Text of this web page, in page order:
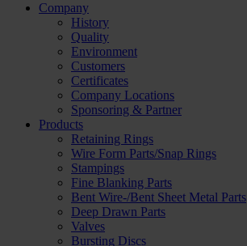
Company
History
Quality
Environment
Customers
Certificates
Company Locations
Sponsoring & Partner
Products
Retaining Rings
Wire Form Parts/Snap Rings
Stampings
Fine Blanking Parts
Bent Wire-/Bent Sheet Metal Parts
Deep Drawn Parts
Valves
Bursting Discs